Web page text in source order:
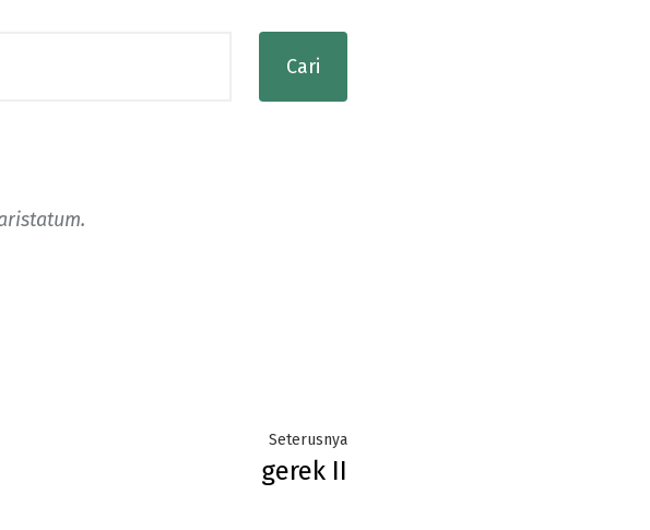
SeterusnyaNext
gerek II